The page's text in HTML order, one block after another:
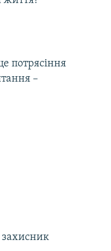
потрясіння
–
захисник